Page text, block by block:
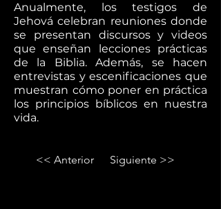
Anualmente, los testigos de
Jehová celebran reuniones donde
se presentan discursos y videos
que enseñan lecciones prácticas
de la Biblia. Además, se hacen
entrevistas y escenificaciones que
muestran cómo poner en práctica
los principios bíblicos en nuestra
vida.
<< Anterior Siguiente >>